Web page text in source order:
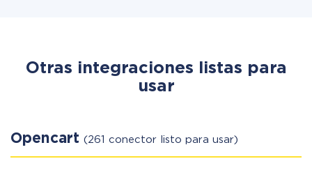
Otras integraciones listas para
usar
Opencart (261 conector listo para usar)